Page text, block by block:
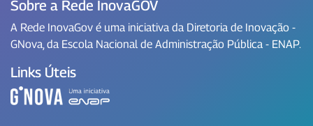
Sobre a Rede InovaGOV
A Rede InovaGov é uma iniciativa da Diretoria de Inovação -
GNova, da Escola Nacional de Administração Pública - ENAP.
Links Úteis